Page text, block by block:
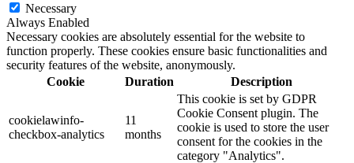
Necessary
Always Enabled
Necessary cookies are absolutely essential for the website to
function properly. These cookies ensure basic functionalities and
security features of the website, anonymously.
Cookie
Duration Description
cookielawinfo-
checkbox-analytics
11
months
This cookie is set by GDPR
Cookie Consent plugin. The
cookie is used to store the user
consent for the cookies in the
category "Analytics".